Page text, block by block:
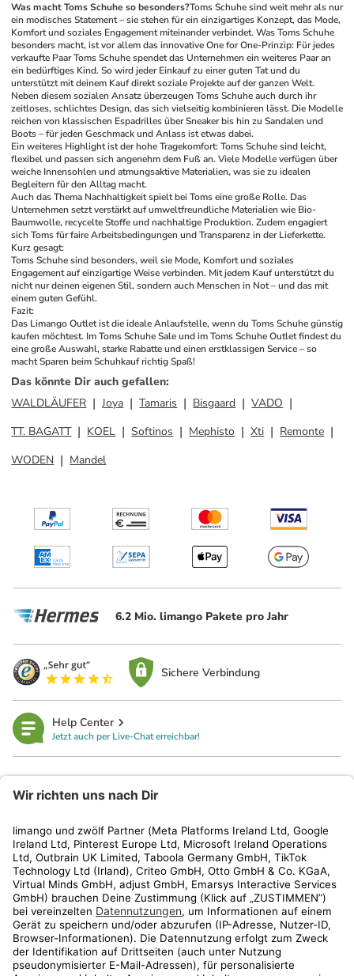
Was macht Toms Schuhe so besonders?Toms Schuhe sind weit mehr als nur
ein modisches Statement – sie stehen für ein einzigartiges Konzept, das Mode,
Komfort und soziales Engagement miteinander verbindet. Was Toms Schuhe
besonders macht, ist vor allem das innovative One for One-Prinzip: Für jedes
verkaufte Paar Toms Schuhe spendet das Unternehmen ein weiteres Paar an
ein bedürftiges Kind. So wird jeder Einkauf zu einer guten Tat und du
unterstützt mit deinem Kauf direkt soziale Projekte auf der ganzen Welt.
Neben diesem sozialen Ansatz überzeugen Toms Schuhe auch durch ihr
zeitloses, schlichtes Design, das sich vielseitig kombinieren lässt. Die Modelle
reichen von klassischen Espadrilles über Sneaker bis hin zu Sandalen und
Boots – für jeden Geschmack und Anlass ist etwas dabei.
Ein weiteres Highlight ist der hohe Tragekomfort: Toms Schuhe sind leicht,
flexibel und passen sich angenehm dem Fuß an. Viele Modelle verfügen über
weiche Innensohlen und atmungsaktive Materialien, was sie zu idealen
Begleitern für den Alltag macht.
Auch das Thema Nachhaltigkeit spielt bei Toms eine große Rolle. Das
Unternehmen setzt verstärkt auf umweltfreundliche Materialien wie Bio-
Baumwolle, recycelte Stoffe und nachhaltige Produktion. Zudem engagiert
sich Toms für faire Arbeitsbedingungen und Transparenz in der Lieferkette.
Kurz gesagt:
Toms Schuhe sind besonders, weil sie Mode, Komfort und soziales
Engagement auf einzigartige Weise verbinden. Mit jedem Kauf unterstützt du
nicht nur deinen eigenen Stil, sondern auch Menschen in Not – und das mit
einem guten Gefühl.
Fazit:
Das Limango Outlet ist die ideale Anlaufstelle, wenn du Toms Schuhe günstig
kaufen möchtest. Im Toms Schuhe Sale und im Toms Schuhe Outlet findest du
eine große Auswahl, starke Rabatte und einen erstklassigen Service – so
macht Sparen beim Schuhkauf richtig Spaß!
Das könnte Dir auch gefallen:
WALDLÄUFER
Joya Tamaris Bisgaard
VADO
TT. BAGATT
KOEL Softinos Mephisto Xti
Remonte
WODEN
Mandel
6.2 Mio. limango Pakete pro Jahr
Sichere Verbindung
Help Center
Jetzt auch per Live-Chat erreichbar!
Kundenservice
Shop
Aktionen
Travel